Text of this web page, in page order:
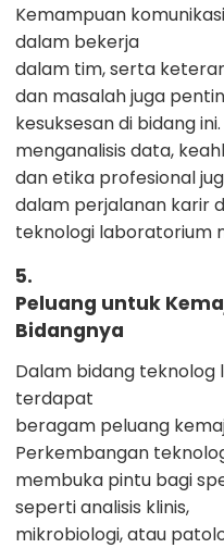
Kemampuan
dalam bekerja
dalam tim, serta
dan masalah juga
kesuksesan di bidang
menganalisis data,
dan etika profesional
dalam perjalanan karir
teknologi laboratorium
5.
Peluang untuk
Bidangnya
Dalam bidang teknolog
terdapat
beragam peluang
Perkembangan
membuka pintu bagi
seperti analisis klinis,
mikrobiologi, atau